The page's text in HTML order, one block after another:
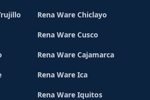
Rena Ware Chiclayo
Rena Ware Cusco
Rena Ware Cajamarca
Rena Ware Ica
Rena Ware Iquitos